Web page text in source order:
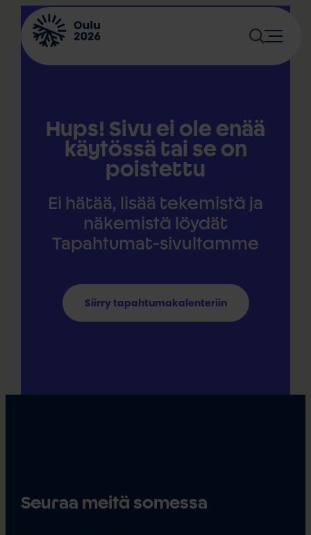
Siirry
sisältöön
Hups! Sivu ei ole enää
käytössä tai se on
poistettu
Ei hätää, lisää tekemistä ja
näkemistä löydät
Tapahtumat-sivultamme
Siirry tapahtumakalenteriin
Seuraa meitä somessa